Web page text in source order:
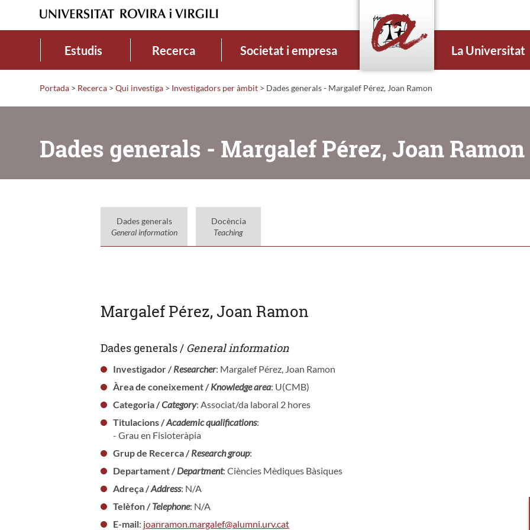
Estudis Recerca Societat i empresa La Universitat
Portada > Recerca > Qui investiga > Investigadors per àmbit > Dades generals - Margalef Pérez, Joan Ramon
Dades generals - Margalef Pérez, Joan Ramon
Dades generals
General information
Docència
Teaching
Margalef Pérez, Joan Ramon
Dades generals / General information
Investigador /Researcher: Margalef Pérez, Joan Ramon
Àrea de coneixement /Knowledge area: U(CMB)
Categoria /Category: Associat/da laboral 2 hores
Titulacions /Academic qualifications:
- Grau en Fisioteràpia
Grup de Recerca /Research group:
Departament /Department: Ciències Mèdiques Bàsiques
Adreça /Address: N/A
Telèfon /Telephone: N/A
E-mail: joanramon.margalef@alumni.urv.cat